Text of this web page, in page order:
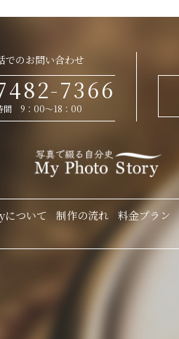
でのお問い合わせ
7366
間 9：00～18：00
ついて 制作の流れ 料金プラン